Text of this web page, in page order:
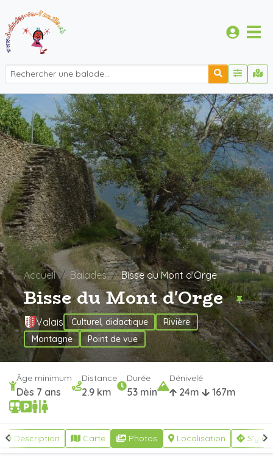
Accueil Balades Bisse du Mont d'Orge
Bisse du Mont d'Orge
Valais Culturel, didactique
Rivière
Montagne
Point de vue
Âge minimum
Dès 7 ans
Distance
2.9 km
Durée
53 min
Dénivelé
24m 167m
Description Carte Photos Localisation S'y